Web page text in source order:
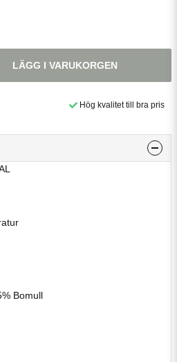
LÄGG I VARUKORGEN
Hög kvalitet till bra pris
Bomull